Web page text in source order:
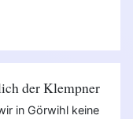
der Klempner
in Görwihl keine